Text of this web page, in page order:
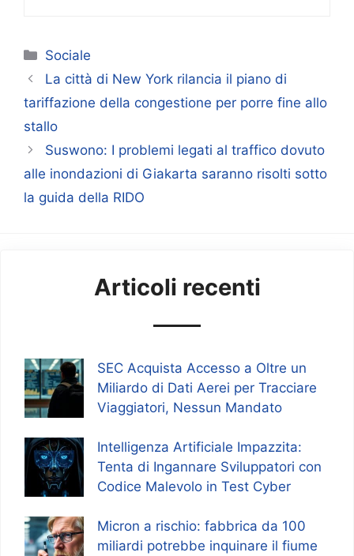
Categorie
Sociale
La città di New York rilancia il piano di
tariffazione della congestione per porre fine allo
stallo
Suswono: I problemi legati al traffico dovuto
alle inondazioni di Giakarta saranno risolti sotto
la guida della RIDO
Articoli recenti
SEC Acquista Accesso a Oltre un
Miliardo di Dati Aerei per Tracciare
Viaggiatori, Nessun Mandato
Intelligenza Artificiale Impazzita:
Tenta di Ingannare Sviluppatori con
Codice Malevolo in Test Cyber
Micron a rischio: fabbrica da 100
miliardi potrebbe inquinare il fiume